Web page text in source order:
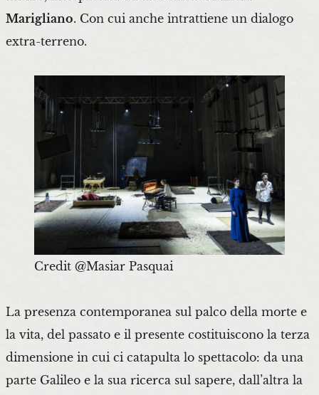
Marigliano. Con cui anche intrattiene un dialogo
extra-terreno.
Credit @Masiar Pasquai
La presenza contemporanea sul palco della morte e
la vita, del passato e il presente costituiscono la terza
dimensione in cui ci catapulta lo spettacolo: da una
parte Galileo e la sua ricerca sul sapere, dall’altra la